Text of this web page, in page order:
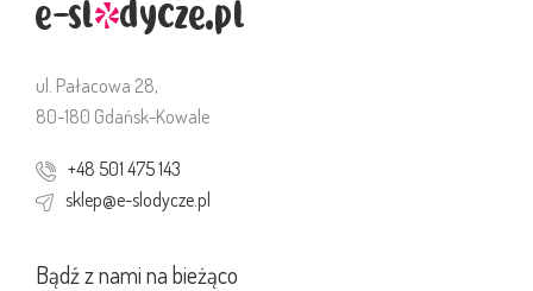
ul. Pałacowa 28,
80-180 Gdańsk-Kowale
+48 501 475 143
sklep@e-slodycze.pl
Bądź z nami na bieżąco